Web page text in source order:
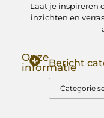
Laat je inspireren
inzichten en
Onze
informatie
Bericht